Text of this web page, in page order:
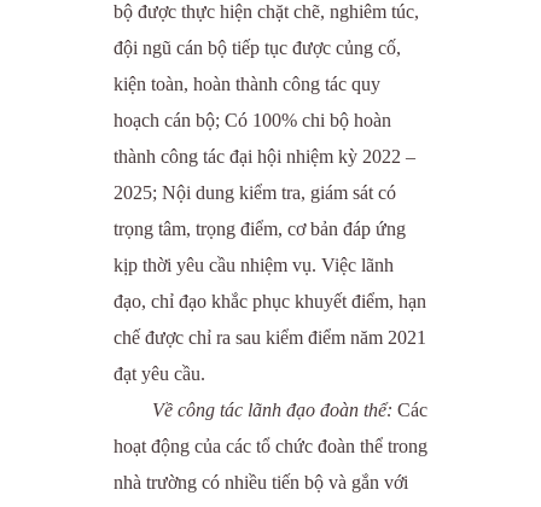
bộ được thực hiện chặt chẽ, nghiêm túc,
đội ngũ cán bộ tiếp tục được củng cố,
kiện toàn, hoàn thành công tác quy
hoạch cán bộ; Có 100% chi bộ hoàn
thành công tác đại hội nhiệm kỳ 2022 –
2025; Nội dung kiểm tra, giám sát có
trọng tâm, trọng điểm, cơ bản đáp ứng
kịp thời yêu cầu nhiệm vụ. Việc lãnh
đạo, chỉ đạo khắc phục khuyết điểm, hạn
chế được chỉ ra sau kiểm điểm năm 2021
đạt yêu cầu.
Về công tác lãnh đạo đoàn thể: Các
hoạt động của các tổ chức đoàn thể trong
nhà trường có nhiều tiến bộ và gắn với